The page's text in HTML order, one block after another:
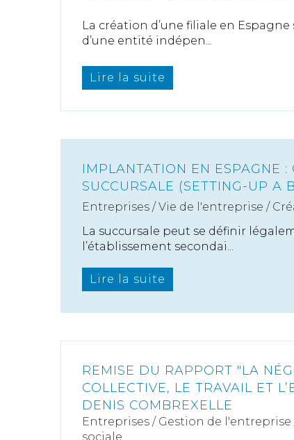
La création d’une filiale en
d’une entité indépen...
Lire la suite
IMPLANTATION EN ESPAGNE :
SUCCURSALE (SETTING-UP A
Entreprises / Vie de l'entreprise /
La succursale peut se définir
l’établissement secondai...
Lire la suite
REMISE DU RAPPORT "LA
COLLECTIVE, LE TRAVAIL ET
DENIS COMBREXELLE
Entreprises / Gestion de l'entreprise
sociale